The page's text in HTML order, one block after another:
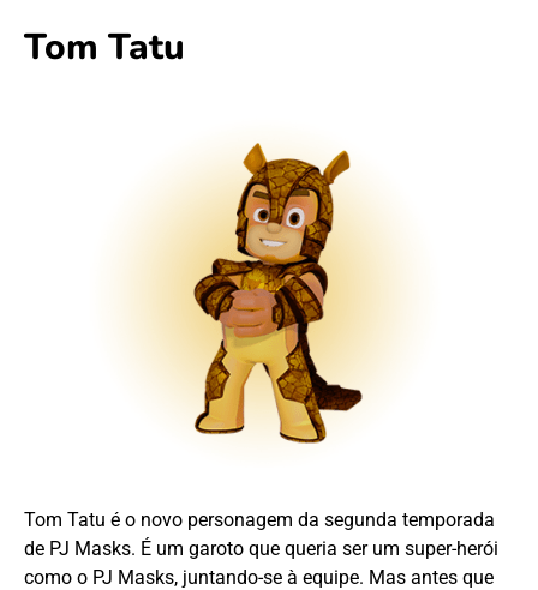
Tom Tatu
Tom Tatu é o novo personagem da segunda temporada
de PJ Masks. É um garoto que queria ser um super-herói
como o PJ Masks, juntando-se à equipe. Mas antes que